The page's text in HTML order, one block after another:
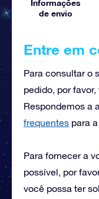
Informações
de envio
Entre em
Para consultar o
pedido, por favor,
Respondemos a
frequentes para
Para fornecer a
possível, por
você possa ter